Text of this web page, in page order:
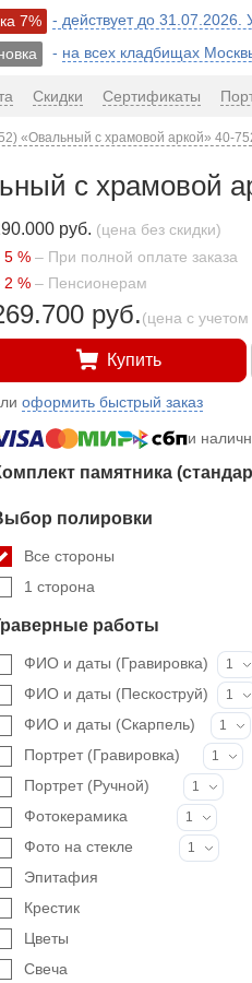
7%
- действует до 31.07.2026.
- на всех кладбищах
Скидки Сертификаты
«Овальный с храмовой аркой» 40-
с храмовой
руб. (цена без скидки)
5 % – При полной оплате заказа
2 % – Пенсионерам
руб.(цена с учетом
Купить
оформить быстрый заказ
и
памятника
полировки
Все стороны
1 сторона
работы
ФИО и даты (Гравировка) 1
ФИО и даты (Пескоструй)
1
ФИО и даты (Скарпель)
1
Портрет (Гравировка)
1
Портрет (Ручной)
1
Фотокерамика
1
Фото на стекле
1
Эпитафия
Крестик
Цветы
Свеча